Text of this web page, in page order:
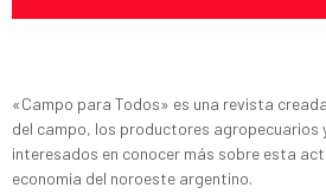
«Campo para Todos» es una revista
del campo, los productores agropecuarios
interesados en conocer más sobre esta
economía del noroeste argentino.